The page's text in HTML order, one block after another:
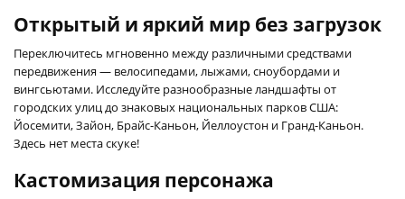
Открытый и яркий мир без загрузок
Переключитесь мгновенно между различными средствами
передвижения — велосипедами, лыжами, сноубордами и
вингсьютами. Исследуйте разнообразные ландшафты от
городских улиц до знаковых национальных парков США:
Йосемити, Зайон, Брайс-Каньон, Йеллоустон и Гранд-Каньон.
Здесь нет места скуке!
Кастомизация персонажа